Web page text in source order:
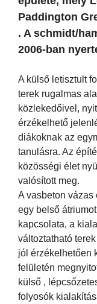
Paddington
. A schmidt/
2006-ban
A külső letisztult
terek rugalmas
közlekedőivel,
érzékelhető
diákoknak az
tanulásra. Az
közösségi élet
valósított meg.
A vasbeton vázas
egy belső
kapcsolata, a
változtatható
jól érzékelhetően
felületén
külső ,
folyosók